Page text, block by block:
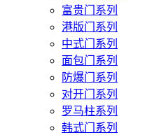
富贵门系列
港版门系列
中式门系列
面包门系列
防爆门系列
对开门系列
罗马柱系列
韩式门系列